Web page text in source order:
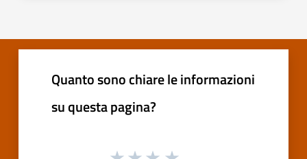
Quanto sono chiare le informazioni
su questa pagina?